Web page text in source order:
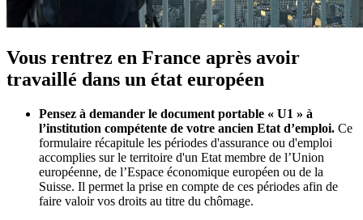
Vous rentrez en France après avoir
travaillé dans un état européen
Pensez à demander le document portable « U1 » à
l’institution compétente de votre ancien Etat d’emploi. Ce
formulaire récapitule les périodes d'assurance ou d'emploi
accomplies sur le territoire d'un Etat membre de l’Union
européenne, de l’Espace économique européen ou de la
Suisse. Il permet la prise en compte de ces périodes afin de
faire valoir vos droits au titre du chômage.